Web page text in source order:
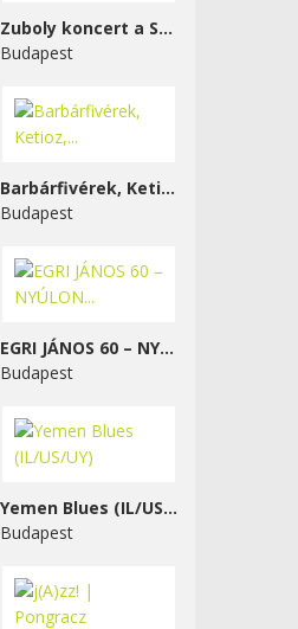
Zuboly koncert a STENK-ben
Budapest
Barbárfivérek, Ketioz,...
Budapest
EGRI JÁNOS 60 – NYÚLON...
Budapest
Yemen Blues (IL/US/UY)
Budapest